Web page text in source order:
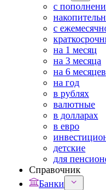
с
с
на 1 месяц
на 3 месяца
на 6 месяцев
на год
в рублях
валютные
в долларах
в евро
детские
для
Справочник
Банки